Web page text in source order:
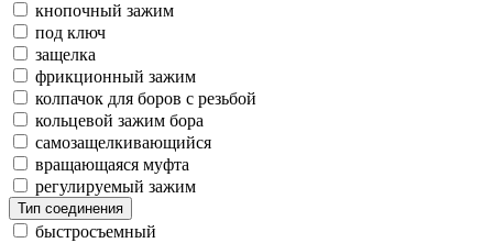
кнопочный зажим
под ключ
защелка
фрикционный зажим
колпачок для боров с резьбой
кольцевой зажим бора
самозащелкивающийся
вращающаяся муфта
регулируемый зажим
Тип соединения
быстросъемный